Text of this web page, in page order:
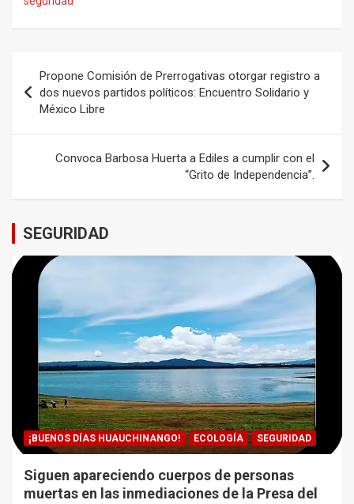
de
entradas
Propone Comisión de Prerrogativas otorgar registro a
dos nuevos partidos políticos: Encuentro Solidario y
México Libre
Convoca Barbosa Huerta a Ediles a cumplir con el
“Grito de Independencia”.
SEGURIDAD
¡BUENOS DÍAS HUAUCHINANGO! ECOLOGÍA SEGURIDAD
Siguen apareciendo cuerpos de personas
muertas en las inmediaciones de la Presa del